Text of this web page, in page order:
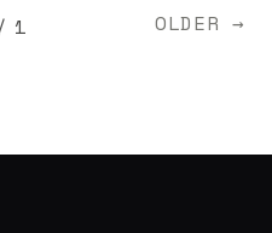
atlas.org/]ファ
exec/obidos/
す。海底の生き物のよう
1 OLDER →